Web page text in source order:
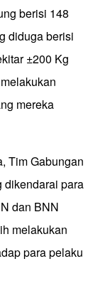
berisi 148
diduga berisi
±200 Kg
mereka
Tim Gabungan
dikendarai para
dan BNN
melakukan
para pelaku